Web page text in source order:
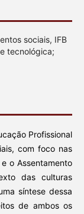
sociais, IFB
tecnológica;
Profissional
com foco nas
o Assentamento
das culturas
síntese dessa
de ambos os